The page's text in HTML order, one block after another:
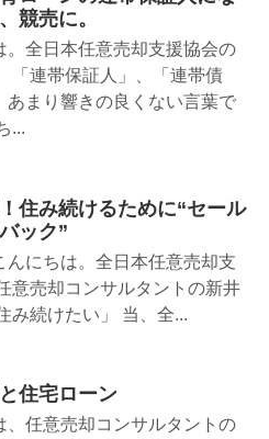
競売に。
。全日本任意売却支援協会の
「連帯保証人」、「連帯債
あまり響きの良くない言葉で
...
住み続けるために“セール
ック”
んにちは。全日本任意売却支
意売却コンサルタントの新井
み続けたい」 当、全...
住宅ローン
、任意売却コンサルタントの